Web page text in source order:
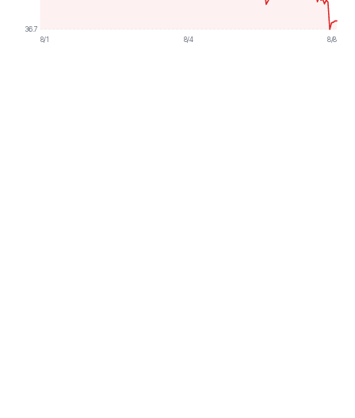
36.7
8/1
8/4 8/8